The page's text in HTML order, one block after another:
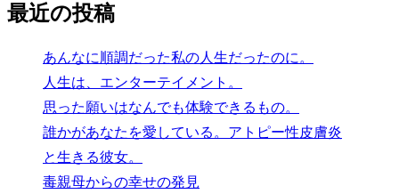
最近の投稿
あんなに順調だった私の人生だったのに。
人生は、エンターテイメント。
思った願いはなんでも体験できるもの。
誰かがあなたを愛している。アトピー性皮膚炎
と生きる彼女。
毒親母からの幸せの発見